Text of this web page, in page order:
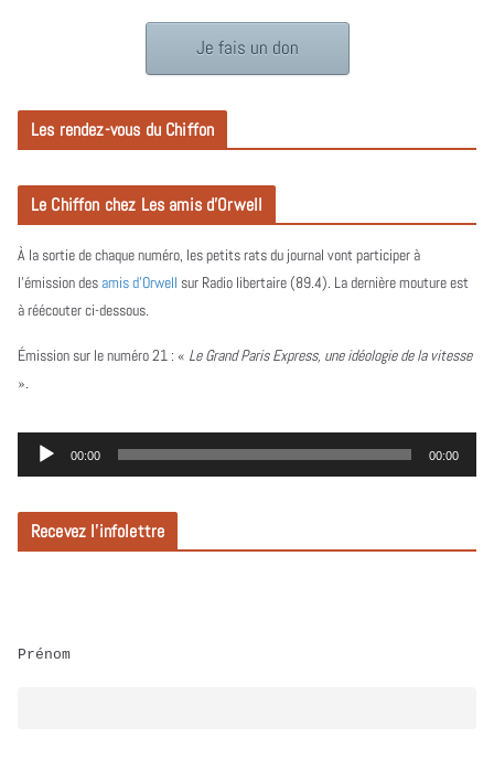
Je fais un don
Les rendez-vous du Chiffon
Le Chiffon chez Les amis d’Orwell
À la sortie de chaque numéro, les petits rats du journal vont participer à
l’émission des amis d’Orwell sur Radio libertaire (89.4). La dernière mouture est
à réécouter ci-dessous.
Émission sur le numéro 21 : « Le Grand Paris Express, une idéologie de la vitesse
».
e
c
t
r
00:00 00:00
Recevez l’infolettre
Prénom